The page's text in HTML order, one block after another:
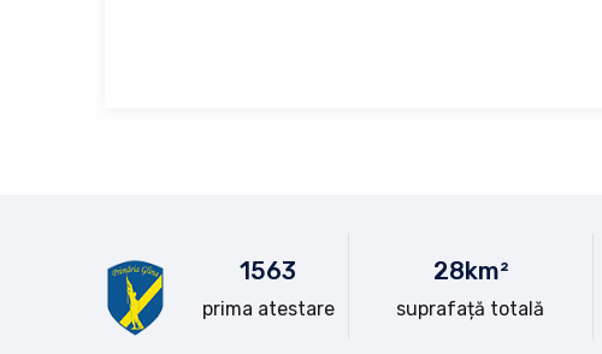
1563
prima atestare
28km²
suprafață totală